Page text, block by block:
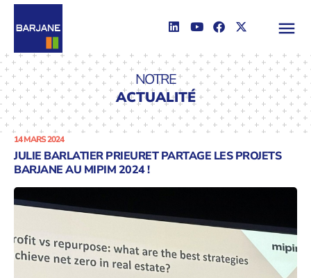
NOTRE
ACTUALITÉ
14 MARS 2024
JULIE BARLATIER PRIEURET PARTAGE LES PROJETS
BARJANE AU MIPIM 2024 !